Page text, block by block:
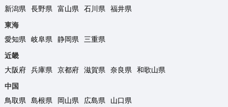
新潟県
長野県 富山県 石川県
福井県
東海
愛知県
岐阜県 静岡県
三重県
近畿
大阪府
兵庫県 京都府 滋賀県 奈良県
和歌山県
中国
鳥取県
島根県 岡山県 広島県
山口県